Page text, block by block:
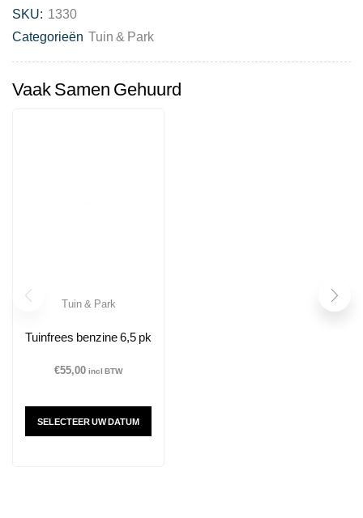
SKU: 1330
Categorieën Tuin & Park
Vaak Samen Gehuurd
Tuin & Park
Tuinfrees benzine 6,5 pk
€55,00 incl BTW
SELECTEER UW DATUM